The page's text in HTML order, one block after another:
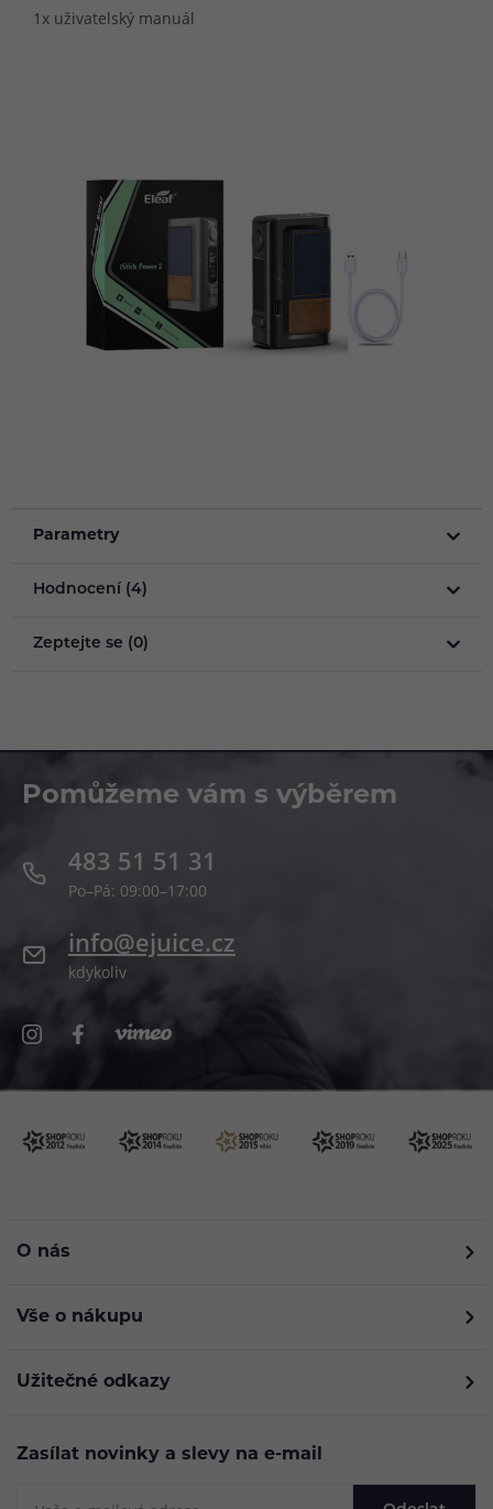
1x uživatelský manuál
Parametry
Hodnocení (4)
Zeptejte se (0)
Pomůžeme vám s výběrem
483 51 51 31
Po–Pá: 09:00–17:00
info@ejuice.cz
kdykoliv
O nás
Vše o nákupu
Užitečné odkazy
Zasílat novinky a slevy na e-mail